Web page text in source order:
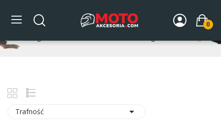
0
Tankbagi
Trafność 